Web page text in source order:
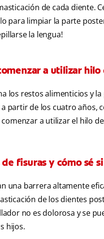
de cada diente.
para limpiar la parte
la lengua!
a utilizar
los restos alimenticios y
partir de los cuatro años,
a utilizar el hilo
fisuras y cómo sé
una barrera altamente
de los dientes
no es dolorosa y se
hijos.